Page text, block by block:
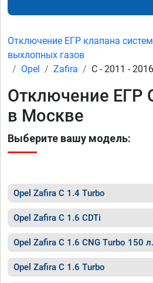
Отключение ЕГР клапана
выхлопных газов
Opel
Zafira C - 2011 - 2016
Отключение ЕГР
в Москве
Выберите вашу модель:
Opel Zafira C 1.4 Turbo
Opel Zafira C 1.6 CDTi
Opel Zafira C 1.6 CNG Turbo 150
Opel Zafira C 1.6 Turbo